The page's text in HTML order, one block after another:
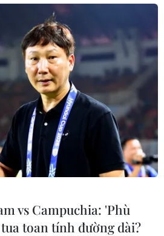
vs Campuchia: 'Phù
toan tính đường dài?